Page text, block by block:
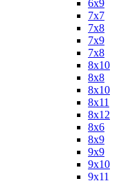
6x9
7x7
7x8
7x9
7х8
8x10
8x8
8х10
8х11
8х12
8х6
8х9
9x9
9х10
9х11